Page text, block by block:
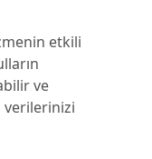
etkili
ve
verilerinizi